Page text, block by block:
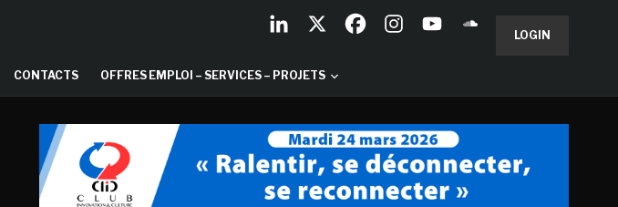
LOGIN
CONTACTS OFFRES EMPLOI – SERVICES – PROJETS